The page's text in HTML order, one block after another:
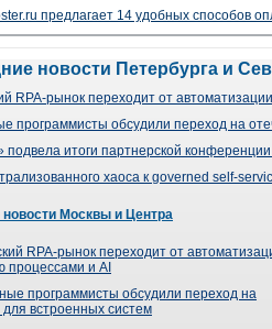
предлагает 14 удобных способов
новости Петербурга и
RPA-рынок переходит от
программисты обсудили переход на
итоги партнерской
хаоса к governed self-
новости Москвы и Центра
RPA-рынок переходит от
процессами и AI
программисты обсудили переход на
встроенных систем